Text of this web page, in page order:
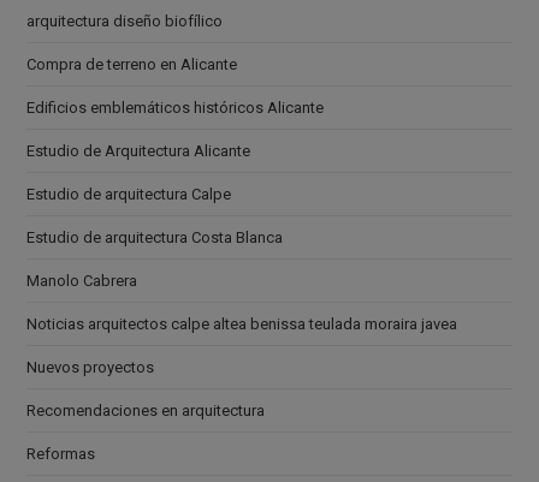
arquitectura diseño biofílico
Compra de terreno en Alicante
Edificios emblemáticos históricos Alicante
Estudio de Arquitectura Alicante
Estudio de arquitectura Calpe
Estudio de arquitectura Costa Blanca
Manolo Cabrera
Noticias arquitectos calpe altea benissa teulada moraira javea
Nuevos proyectos
Recomendaciones en arquitectura
Reformas